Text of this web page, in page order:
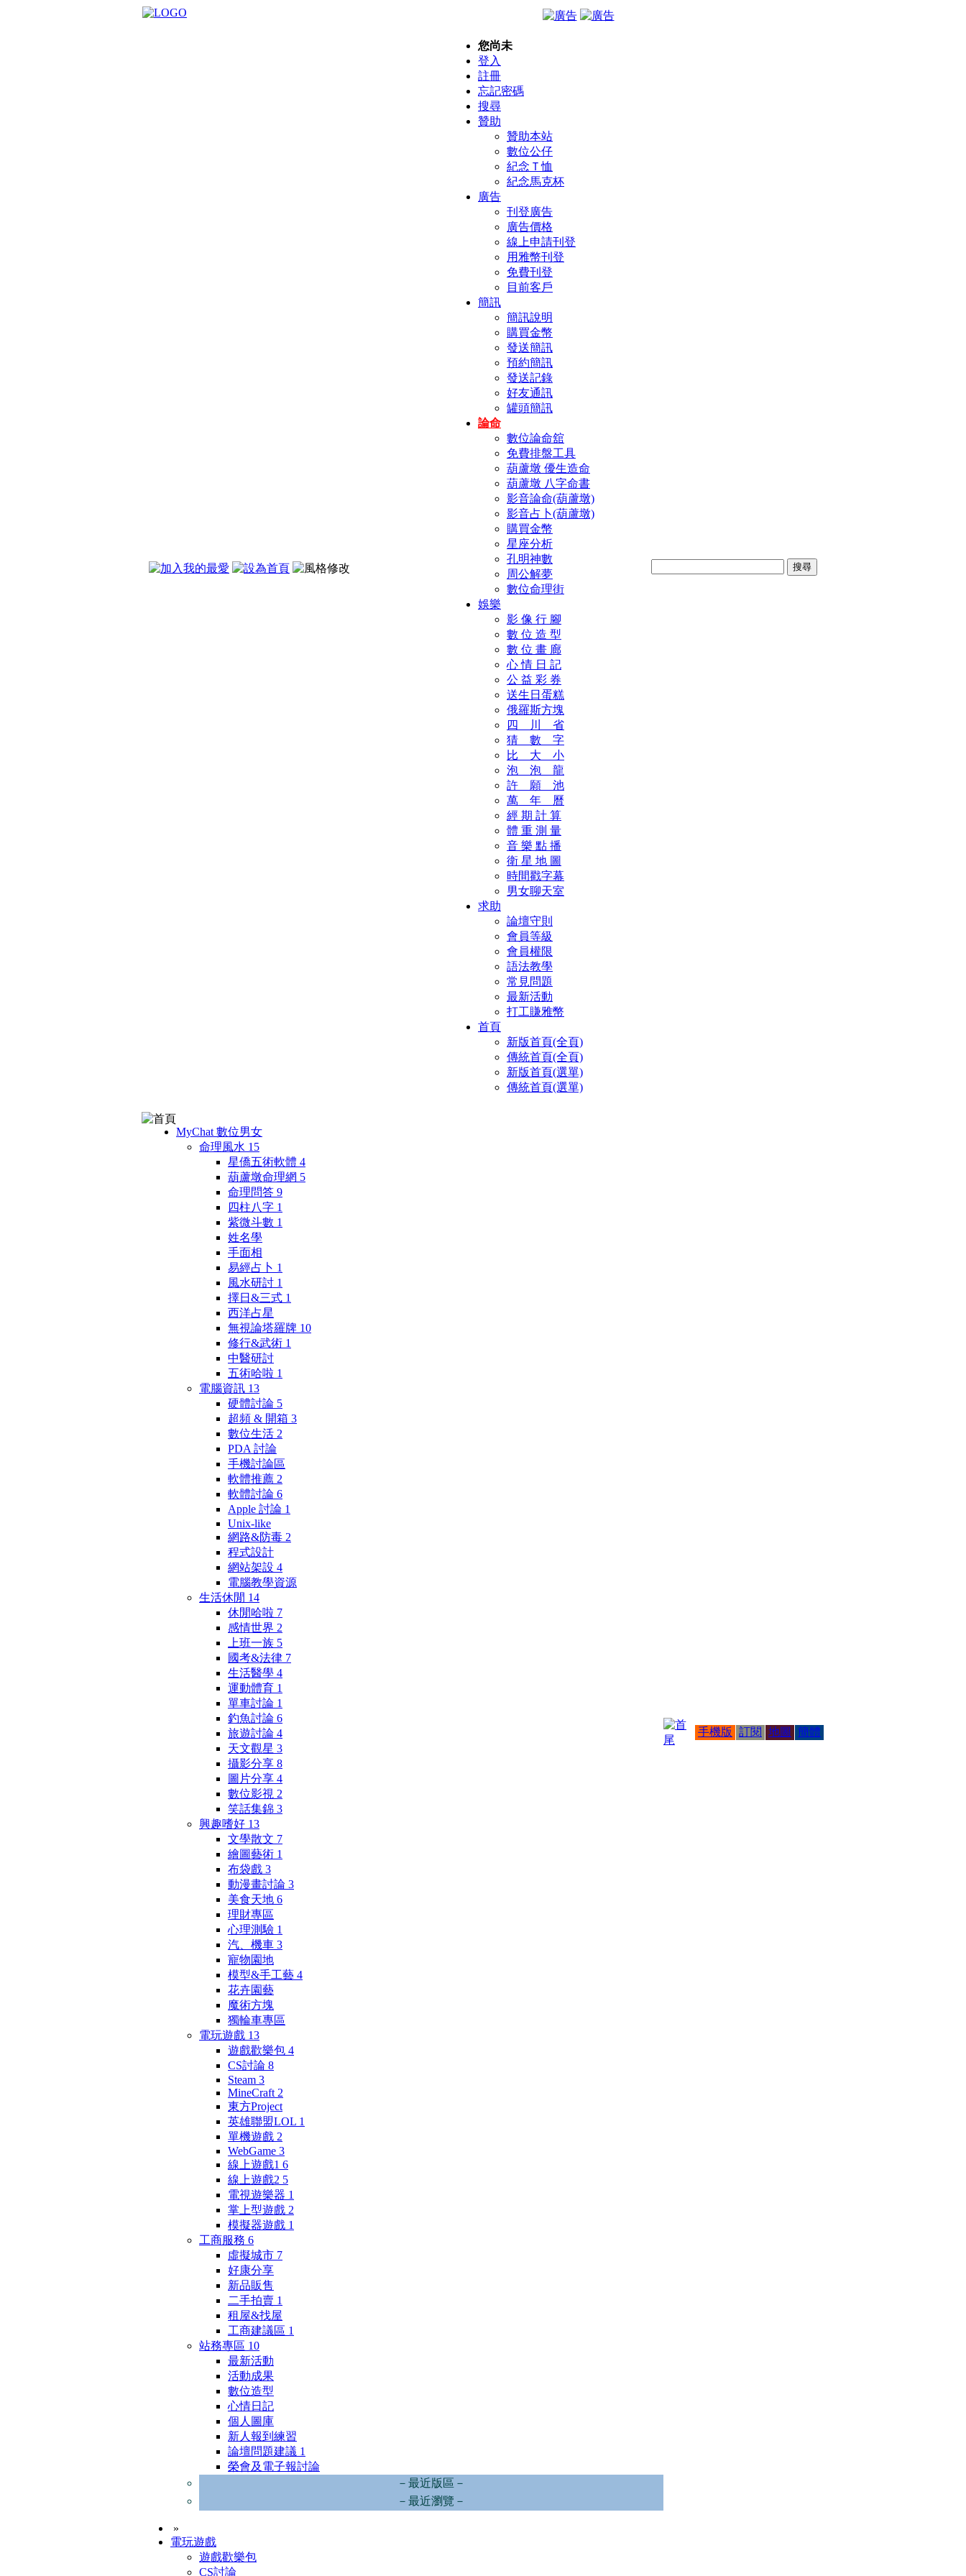
您尚未
登入
註冊
忘記密碼
搜尋
贊助
贊助本站
數位公仔
紀念Ｔ恤
紀念馬克杯
廣告
刊登廣告
廣告價格
線上申請刊登
用雅幣刊登
免費刊登
目前客戶
簡訊
簡訊說明
購買金幣
發送簡訊
預約簡訊
發送記錄
好友通訊
罐頭簡訊
論命
數位論命舘
免費排盤工具
葫蘆墩 優生造命
葫蘆墩 八字命書
影音論命(葫蘆墩)
影音占卜(葫蘆墩)
購買金幣
星座分析
孔明神數
周公解夢
數位命理街
娛樂
影 像 行 腳
數 位 造 型
數 位 畫 廊
心 情 日 記
公 益 彩 券
送生日蛋糕
俄羅斯方塊
四 川 省
猜 數 字
比 大 小
泡 泡 龍
許 願 池
萬 年 曆
經 期 計 算
體 重 測 量
音 樂 點 播
衛 星 地 圖
時間戳字幕
男女聊天室
求助
論壇守則
會員等級
會員權限
語法教學
常見問題
最新活動
打工賺雅幣
首頁
新版首頁(全頁)
傳統首頁(全頁)
新版首頁(選單)
傳統首頁(選單)
MyChat 數位男女
命理風水 15
星僑五術軟體 4
葫蘆墩命理網 5
命理問答 9
四柱八字 1
紫微斗數 1
姓名學
手面相
易經占卜 1
風水研討 1
擇日&三式 1
西洋占星
無視論塔羅牌 10
修行&武術 1
中醫研討
五術哈啦 1
電腦資訊 13
硬體討論 5
超頻 & 開箱 3
數位生活 2
PDA 討論
手機討論區
軟體推薦 2
軟體討論 6
Apple 討論 1
Unix-like
網路&防毒 2
程式設計
網站架設 4
電腦教學資源
生活休閒 14
休閒哈啦 7
感情世界 2
上班一族 5
國考&法律 7
生活醫學 4
運動體育 1
單車討論 1
釣魚討論 6
旅遊討論 4
天文觀星 3
攝影分享 8
圖片分享 4
數位影視 2
笑話集錦 3
興趣嗜好 13
文學散文 7
繪圖藝術 1
布袋戲 3
動漫畫討論 3
美食天地 6
理財專區
心理測驗 1
汽、機車 3
寵物園地
模型&手工藝 4
花卉園藝
魔術方塊
獨輪車專區
電玩遊戲 13
遊戲歡樂包 4
CS討論 8
Steam 3
MineCraft 2
東方Project
英雄聯盟LOL 1
單機遊戲 2
WebGame 3
線上遊戲1 6
線上遊戲2 5
電視遊樂器 1
掌上型遊戲 2
模擬器遊戲 1
工商服務 6
虛擬城市 7
好康分享
新品販售
二手拍賣 1
租屋&找屋
工商建議區 1
站務專區 10
最新活動
活動成果
數位造型
心情日記
個人圖庫
新人報到練習
論壇問題建議 1
榮會及電子報討論
－最近版區－
－最近瀏覽－
»
電玩遊戲
遊戲歡樂包
CS討論
手機版 訂閱 地圖 簡體